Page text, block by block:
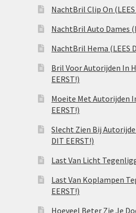
NachtBril Clip On (LEES
NachtBril Auto Dames
NachtBril Hema (LEES
Bril Voor Autorijden In
EERST!)
Moeite Met Autorijden
EERST!)
Slecht Zien Bij
DIT EERST!)
Last Van Licht
Last Van Koplampen
EERST!)
Hoeveel Beter Zie Je